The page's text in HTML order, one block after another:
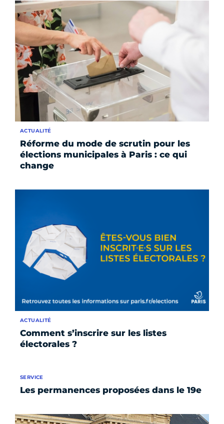
Réforme du mode de scrutin pour les
élections municipales à Paris : ce qui
change
ACTUALITÉ
Comment s’inscrire sur les listes
électorales ?
ACTUALITÉ
Les permanences proposées dans le 19e
SERVICE